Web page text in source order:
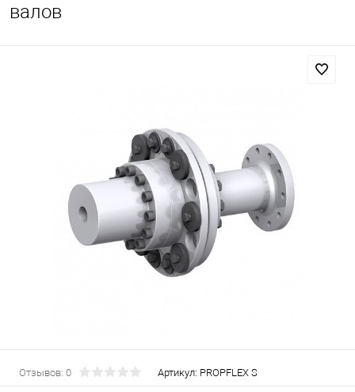
валов
Отзывов: 0 Артикул: PROPFLEX S